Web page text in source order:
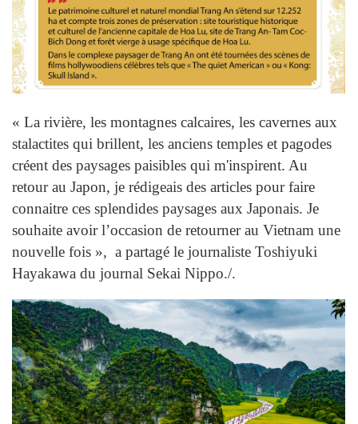
« La rivière, les montagnes calcaires, les cavernes aux
stalactites qui brillent, les anciens temples et pagodes
créent des paysages paisibles qui m'inspirent. Au
retour au Japon, je rédigeais des articles pour faire
connaitre ces splendides paysages aux Japonais. Je
souhaite avoir l’occasion de retourner au Vietnam une
nouvelle fois », a partagé le journaliste Toshiyuki
Hayakawa du journal Sekai Nippo./.